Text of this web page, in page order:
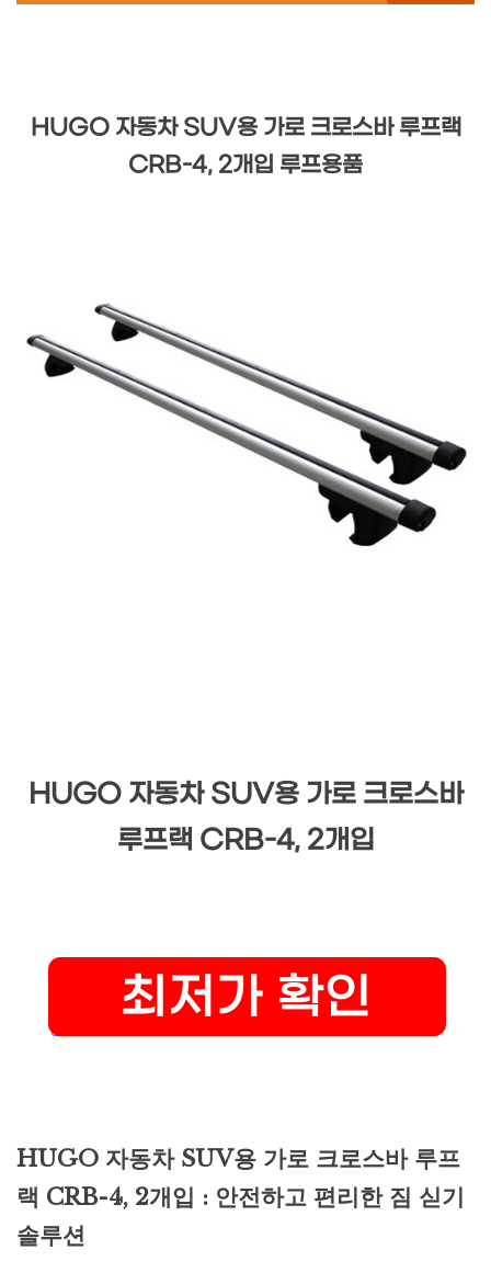
HUGO 자동차 SUV용 가로 크로스바 루프랙
CRB-4, 2개입 루프용품
HUGO 자동차 SUV용 가로 크로스바
루프랙 CRB-4, 2개입
HUGO 자동차 SUV용 가로 크로스바 루프
랙 CRB-4, 2개입 : 안전하고 편리한 짐 싣기
솔루션